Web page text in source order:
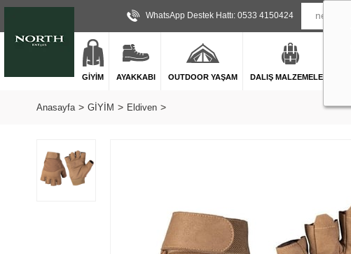
WhatsApp Destek Hattı: 0533 4150424
GİYİM AYAKKABI OUTDOOR YAŞAM DALIŞ MALZEMELERİ
Anasayfa GİYİM Eldiven